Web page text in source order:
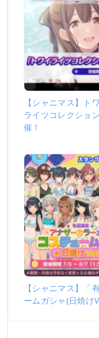
【シャニマス】ト
ライツコレクショ
催！
【シャニマス】「
ームガシャ(日焼け